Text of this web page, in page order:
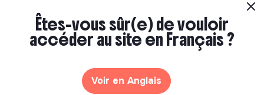
d’autonomie.
2 labels et certifications
Paris, France
Personnes âgées
Êtes-vous sûr(e) de vouloir
accéder au site en Français ?
Voir en Anglais